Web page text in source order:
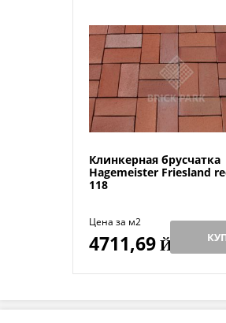
Клинкерная брусчатка
Hagemeister Friesland
118
Цена за м2
4711,69Й